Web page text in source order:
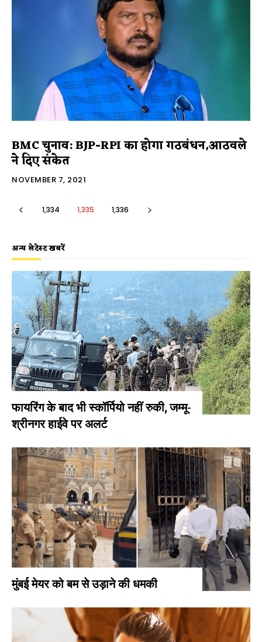
BMC चुनाव: BJP-RPI का होगा गठबंधन,आठवले
ने दिए संकेत
NOVEMBER 7, 2021
1,334 1,335 1,336
अन्य लेटेस्ट खबरें
फायरिंग के बाद भी स्कॉर्पियो नहीं रुकी, जम्मू-
श्रीनगर हाईवे पर अलर्ट
मुंबई मेयर को बम से उड़ाने की धमकी